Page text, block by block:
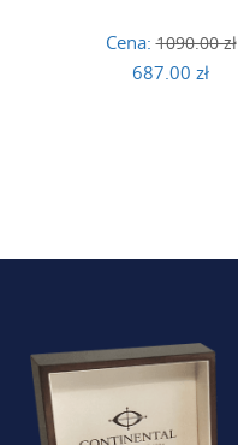
Cena: 1090.00 zł
687.00 zł